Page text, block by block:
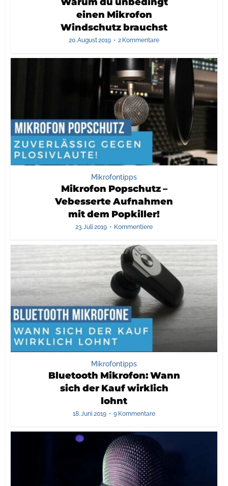
Warum du unbedingt
einen Mikrofon
Windschutz brauchst
20. August 2019 2 Kommentare
Mikrofontipps
Mikrofon Popschutz –
Vebesserte Aufnahmen
mit dem Popkiller!
23. Juli 2019 Kommentiere
Mikrofontipps
Bluetooth Mikrofon: Wann
sich der Kauf wirklich
lohnt
18. Juni 2019 9 Kommentare